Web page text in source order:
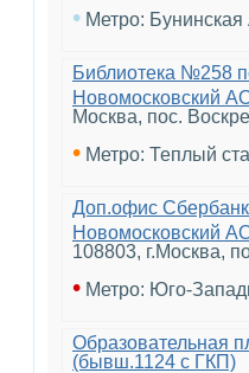
• Метро:
Библиотека №258
Новомосковский
Москва, пос.
• Метро: Теплый
Доп.офис
Новомосковский
108803, г.Москва,
• Метро: Юго-
Образовательная
(бывш.1124 с ГКП)